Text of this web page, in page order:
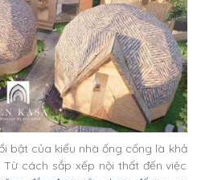
bật của kiểu nhà ống cống là khả
cách sắp xếp nội thất đến việc